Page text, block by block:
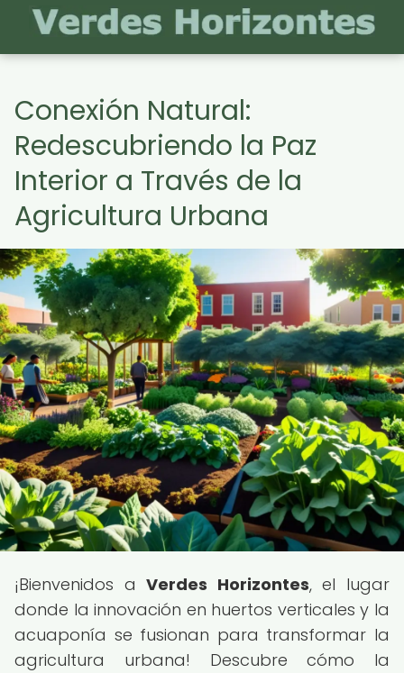
Conexión Natural:
Redescubriendo la Paz
Interior a Través de la
Agricultura Urbana
¡Bienvenidos aVerdes Horizontes, el lugar
donde la innovación en huertos verticales y la
acuaponía se fusionan para transformar la
agricultura urbana! Descubre cómo la